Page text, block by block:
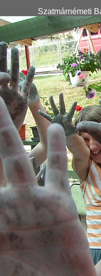
Szatmárnémeti